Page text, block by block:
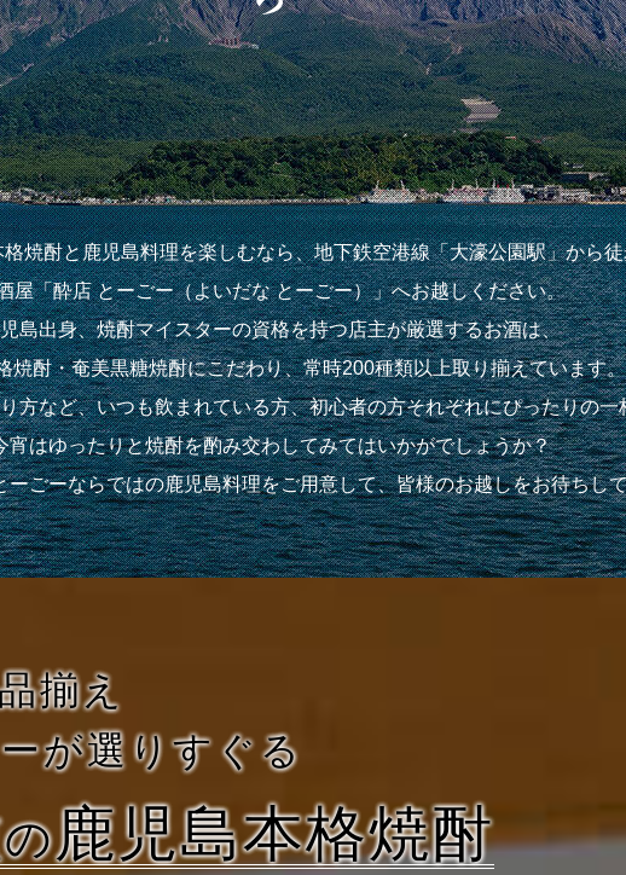
焼酎と鹿児島料理を楽しむなら、地下鉄空港線「大濠公園駅」から
屋「酔店 とーごー（よいだな とーごー）」へお越しください。
島出身、焼酎マイスターの資格を持つ店主が厳選するお酒は、
焼酎・奄美黒糖焼酎にこだわり、常時200種類以上取り揃えています。
方など、いつも飲まれている方、初心者の方それぞれにぴったりの一
宵はゆったりと焼酎を酌み交わしてみてはいかがでしょうか？
ーごーならではの鹿児島料理をご用意して、皆様のお越しをお待ちし
揃え
が選りすぐる
の鹿児島本格焼酎